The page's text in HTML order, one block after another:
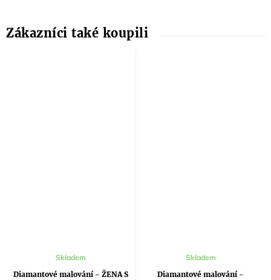
Diamantové malování - ŽENA S
Skladem
Diamantové malování -
Skladem